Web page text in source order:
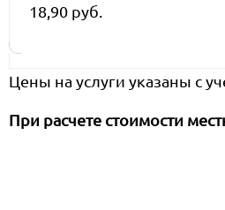
18,90 руб.
Цены на услуги указаны с
При расчете стоимости